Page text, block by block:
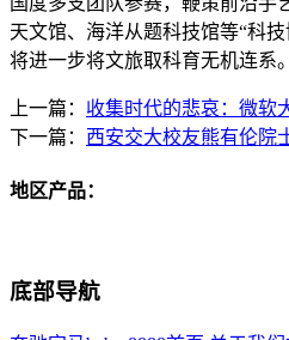
天文馆、海洋从题科技馆等“科
将进一步将文旅取科育无机连系。
上一篇： 收集时代的悲哀：微软
下一篇： 西安交大校友熊有伦院
地区产品：
底部导航